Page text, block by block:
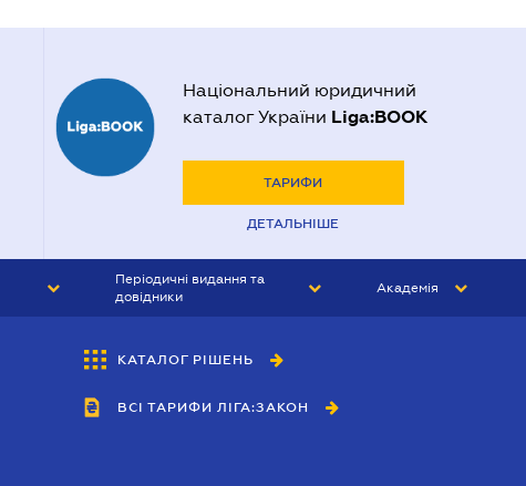
Національний юридичний
каталог України Liga:BOOK
ТАРИФИ
ДЕТАЛЬНІШЕ
Періодичні видання та
довідники
БУХГАЛТЕР&ЗАКОН
ВІСНИК МСФЗ
Академія
КАТАЛОГ РІШЕНЬ
ВСІ ТАРИФИ ЛІГА:ЗАКОН